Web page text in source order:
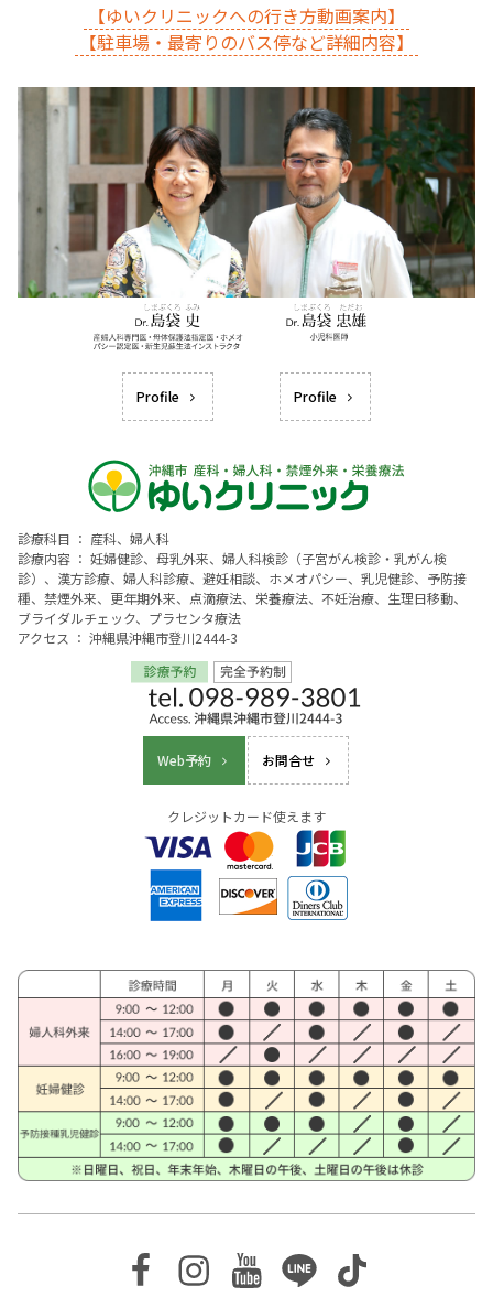
【ゆいクリニックへの行き方動画案内】
【駐車場・最寄りのバス停など詳細内容】
Profile Profile
診療科目 ： 産科、婦人科
診療内容 ： 妊婦健診、母乳外来、婦人科検診（子宮がん検診・乳がん検
診）、漢方診療、婦人科診療、避妊相談、ホメオパシー、乳児健診、予防接
種、禁煙外来、更年期外来、点滴療法、栄養療法、不妊治療、生理日移動、
ブライダルチェック、プラセンタ療法
アクセス ： 沖縄県沖縄市登川2444-3
Web予約 お問合せ
クレジットカード使えます
Facebook
Instagram
Youtube
LineTikTok